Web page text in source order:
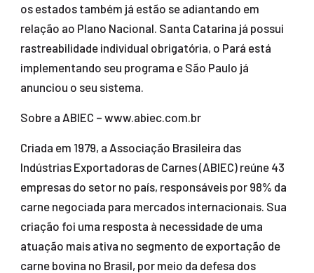
os estados também já estão se adiantando em
relação ao Plano Nacional. Santa Catarina já possui
rastreabilidade individual obrigatória, o Pará está
implementando seu programa e São Paulo já
anunciou o seu sistema.
Sobre a ABIEC – www.abiec.com.br
Criada em 1979, a Associação Brasileira das
Indústrias Exportadoras de Carnes (ABIEC) reúne 43
empresas do setor no país, responsáveis por 98% da
carne negociada para mercados internacionais. Sua
criação foi uma resposta à necessidade de uma
atuação mais ativa no segmento de exportação de
carne bovina no Brasil, por meio da defesa dos